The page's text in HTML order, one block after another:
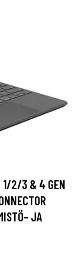
1/2/3 & 4 GEN
JA